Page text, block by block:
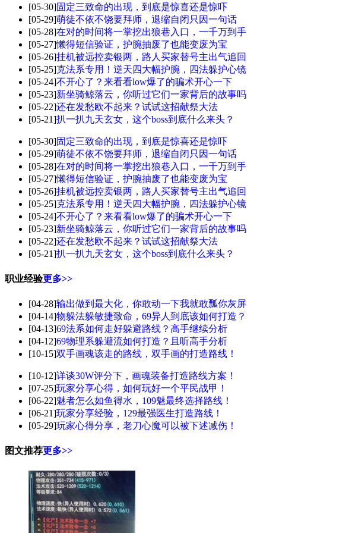
[05-30]固定三致命的出现，到底是惊喜还是惊吓
[05-29]萌徒不依不饶要拜师，退缩自闭只因一句话
[05-28]在对的时间将一掌挖出狼巷入口，一千万到手
[05-27]懒得短信验证，护腕抽废了也能变废为宝
[05-26]挂机被远控卖银两，路人买家替号主出气追回
[05-25]克法系专用！逆天四大幅护腕，四法躲护心镜
[05-24]不开心了？来看看low爆了的骗术开心一下
[05-23]新坐骑鲸落云，你听过它们一家背后的故事吗
[05-22]还在发愁欧不起来？试试这招献祭大法
[05-21]扒一扒九天玄女，这个boss到底什么来头？
[05-30]固定三致命的出现，到底是惊喜还是惊吓
[05-29]萌徒不依不饶要拜师，退缩自闭只因一句话
[05-28]在对的时间将一掌挖出狼巷入口，一千万到手
[05-27]懒得短信验证，护腕抽废了也能变废为宝
[05-26]挂机被远控卖银两，路人买家替号主出气追回
[05-25]克法系专用！逆天四大幅护腕，四法躲护心镜
[05-24]不开心了？来看看low爆了的骗术开心一下
[05-23]新坐骑鲸落云，你听过它们一家背后的故事吗
[05-22]还在发愁欧不起来？试试这招献祭大法
[05-21]扒一扒九天玄女，这个boss到底什么来头？
职业经验更多>>
[04-28]输出做到最大化，你敢动一下我就敢瓢你灰屏
[04-14]物躲法躲敏捷致命，69异人到底该如何打造？
[04-13]69法系如何走好躲避路线？高手继续分析
[04-12]69物理系躲避流如何打造？且听高手分析
[10-15]双手画魂该走的路线，双手画的打造路线！
[10-12]详谈30W评分下，画魂装备打造路线方案！
[07-25]玩家分享心得，如何玩好一个平民战甲！
[06-22]魅者怎么如鱼得水，109魅最终选择路线！
[06-21]玩家分享经验，129最强医生打造路线！
[05-29]玩家心得分享，老刀心魔可以被下述减伤！
图文推荐更多>>